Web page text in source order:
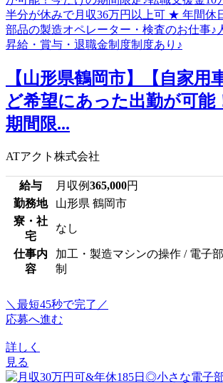
【山形県鶴岡市】【自家用
ど希望にあった出勤が可能
期間限...
ATアクト株式会社
給与 月収例365,000円
勤務地
山形県 鶴岡市
寮・社
宅
なし
仕事内
容
加工・製造マシンの操作 / 電子
制
＼最短45秒で完了／
応募へ進む
詳しく
見る